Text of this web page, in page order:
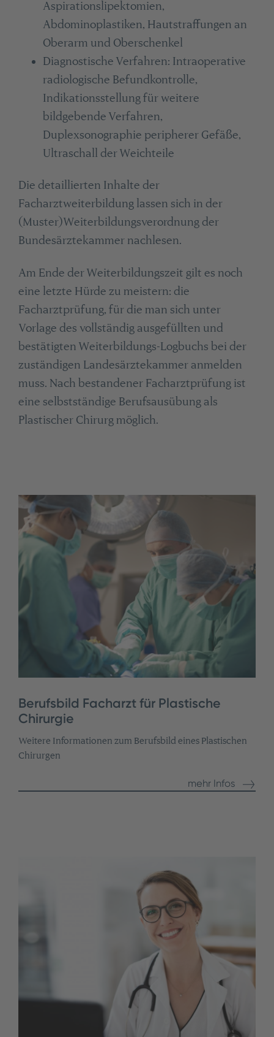
Aspirationslipektomien,
Abdominoplastiken, Hautstraffungen an
Oberarm und Oberschenkel
Diagnostische Verfahren: Intraoperative
radiologische Befundkontrolle,
Indikationsstellung für weitere
bildgebende Verfahren,
Duplexsonographie peripherer Gefäße,
Ultraschall der Weichteile
Die detaillierten Inhalte der
Facharztweiterbildung lassen sich in der
(Muster)Weiterbildungsverordnung der
Bundesärztekammer nachlesen.
Am Ende der Weiterbildungszeit gilt es noch
eine letzte Hürde zu meistern: die
Facharztprüfung, für die man sich unter
Vorlage des vollständig ausgefüllten und
bestätigten Weiterbildungs-Logbuchs bei der
zuständigen Landesärztekammer anmelden
muss. Nach bestandener Facharztprüfung ist
eine selbstständige Berufsausübung als
Plastischer Chirurg möglich.
Berufsbild Facharzt für Plastische
Chirurgie
Weitere Informationen zum Berufsbild eines Plastischen
Chirurgen
mehr Infos